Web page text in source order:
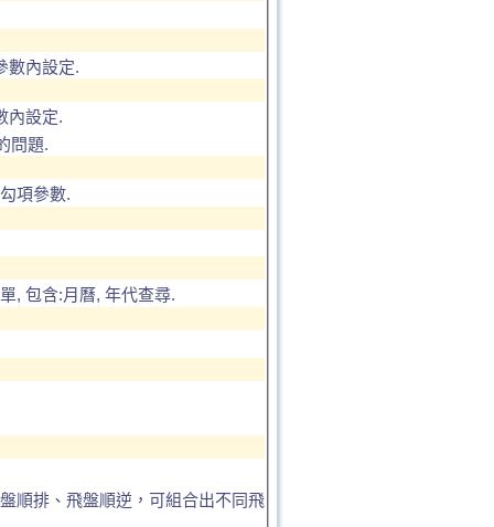
數內設定.
內設定.
問題.
項參數.
, 包含:月曆, 年代查尋.
順排、飛盤順逆，可組合出不同飛